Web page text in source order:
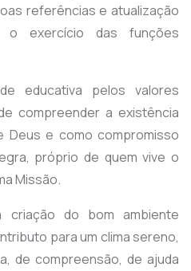
referências e atualização
o exercício das funções
educativa pelos valores
compreender a existência
Deus e como compromisso
próprio de quem vive o
Missão.
criação do bom ambiente
para um clima sereno,
de compreensão, de ajuda